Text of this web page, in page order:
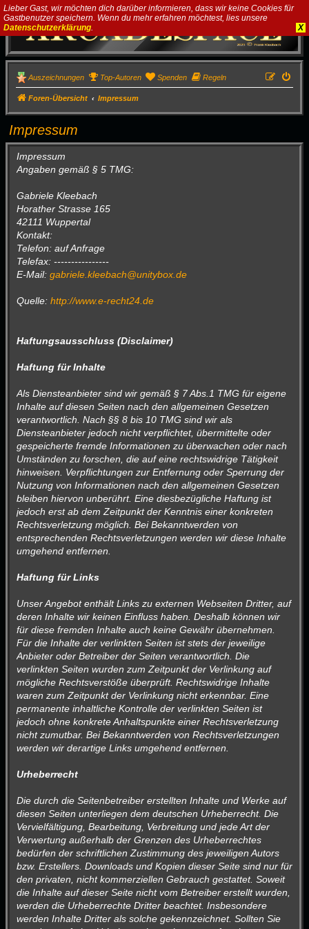
Lieber Gast, wir möchten dich darüber informieren, dass wir keine Cookies für
Gastbenutzer speichern. Wenn du mehr erfahren möchtest, lies unsere
Datenschutzerklärung. X
Auszeichnungen Top-Autoren Spenden Regeln
Foren-Übersicht Impressum
Impressum
Impressum
Angaben gemäß § 5 TMG:
Gabriele Kleebach
Horather Strasse 165
42111 Wuppertal
Kontakt:
Telefon: auf Anfrage
Telefax: ----------------
E-Mail: gabriele.kleebach@unitybox.de
Quelle: http://www.e-recht24.de
Haftungsausschluss (Disclaimer)
Haftung für Inhalte
Als Diensteanbieter sind wir gemäß § 7 Abs.1 TMG für eigene
Inhalte auf diesen Seiten nach den allgemeinen Gesetzen
verantwortlich. Nach §§ 8 bis 10 TMG sind wir als
Diensteanbieter jedoch nicht verpflichtet, übermittelte oder
gespeicherte fremde Informationen zu überwachen oder nach
Umständen zu forschen, die auf eine rechtswidrige Tätigkeit
hinweisen. Verpflichtungen zur Entfernung oder Sperrung der
Nutzung von Informationen nach den allgemeinen Gesetzen
bleiben hiervon unberührt. Eine diesbezügliche Haftung ist
jedoch erst ab dem Zeitpunkt der Kenntnis einer konkreten
Rechtsverletzung möglich. Bei Bekanntwerden von
entsprechenden Rechtsverletzungen werden wir diese Inhalte
umgehend entfernen.
Haftung für Links
Unser Angebot enthält Links zu externen Webseiten Dritter, auf
deren Inhalte wir keinen Einfluss haben. Deshalb können wir
für diese fremden Inhalte auch keine Gewähr übernehmen.
Für die Inhalte der verlinkten Seiten ist stets der jeweilige
Anbieter oder Betreiber der Seiten verantwortlich. Die
verlinkten Seiten wurden zum Zeitpunkt der Verlinkung auf
mögliche Rechtsverstöße überprüft. Rechtswidrige Inhalte
waren zum Zeitpunkt der Verlinkung nicht erkennbar. Eine
permanente inhaltliche Kontrolle der verlinkten Seiten ist
jedoch ohne konkrete Anhaltspunkte einer Rechtsverletzung
nicht zumutbar. Bei Bekanntwerden von Rechtsverletzungen
werden wir derartige Links umgehend entfernen.
Urheberrecht
Die durch die Seitenbetreiber erstellten Inhalte und Werke auf
diesen Seiten unterliegen dem deutschen Urheberrecht. Die
Vervielfältigung, Bearbeitung, Verbreitung und jede Art der
Verwertung außerhalb der Grenzen des Urheberrechtes
bedürfen der schriftlichen Zustimmung des jeweiligen Autors
bzw. Erstellers. Downloads und Kopien dieser Seite sind nur für
den privaten, nicht kommerziellen Gebrauch gestattet. Soweit
die Inhalte auf dieser Seite nicht vom Betreiber erstellt wurden,
werden die Urheberrechte Dritter beachtet. Insbesondere
werden Inhalte Dritter als solche gekennzeichnet. Sollten Sie